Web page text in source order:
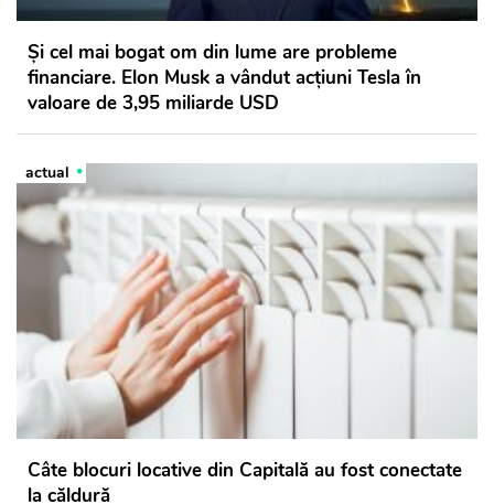
Şi cel mai bogat om din lume are probleme
financiare. Elon Musk a vândut acţiuni Tesla în
valoare de 3,95 miliarde USD
actual
Câte blocuri locative din Capitală au fost conectate
la căldură